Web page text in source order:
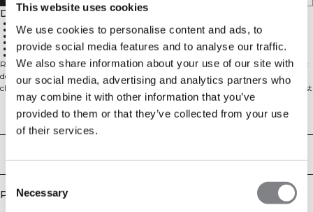
This website uses cookies
We use cookies to personalise content and ads, to
provide social media features and to analyse our traffic.
We also share information about your use of our site with
our social media, advertising and analytics partners who
may combine it with other information that you’ve
provided to them or that they’ve collected from your use
of their services.
Consent
Selection
Necessary
Description
Oversize fit
Vintage feel print
50% cotton, 50% polyester
Heavier cotton blend material for a structured shape
Soft and comfy material without overheating
Part of the Revive sweat set collection, designed for warmer seasons
Revive est une collection de vêtements de sport pour les saisons chaudes, avec
des matières en coton qui sont douces et confortables sans vous faire trop
chaud. T-shirt dans un matériau en mélange de coton plus épais. Ce t-shirt est
fabriqué dans un mélange de coton plus épais qui le rend vraiment
confortable et lui permet de conserver une très belle forme. Le t-shirt est
oversized avec une impression sur la poitrine. Coupe oversized. Impression
d'aspect vintage. 50% coton, 50% polyester
Aspects techniques
Produits similaires